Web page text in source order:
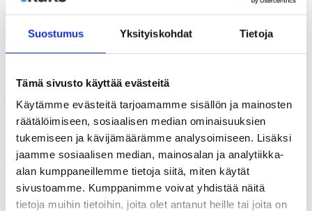
Suostumus Yksityiskohdat Tietoja
Tämä sivusto käyttää evästeitä
Käytämme evästeitä tarjoamamme sisällön ja mainosten
räätälöimiseen, sosiaalisen median ominaisuuksien
tukemiseen ja kävijämäärämme analysoimiseen. Lisäksi
jaamme sosiaalisen median, mainosalan ja analytiikka-
alan kumppaneillemme tietoja siitä, miten käytät
sivustoamme. Kumppanimme voivat yhdistää näitä
tietoja muihin tietoihin, joita olet antanut heille tai joita on
Ratkaisurahasto Effekt riskirahoittaa yhteistä hyvää
26.03.2026
Valtionosuusuudistuksen kaatuminen syventää kuntien
vastakkainasettelua
26.03.2026
Polemiikki-lehti